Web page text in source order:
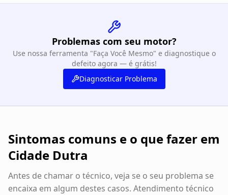
Problemas com seu motor?
Use nossa ferramenta "Faça Você Mesmo" e diagnostique o
defeito agora — é grátis!
Diagnosticar Problema
Sintomas comuns e o que fazer em
Cidade Dutra
Antes de chamar o técnico, veja se o seu problema se
encaixa em algum destes casos. Atendimento técnico